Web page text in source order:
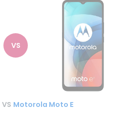
VS
VS Motorola Moto E